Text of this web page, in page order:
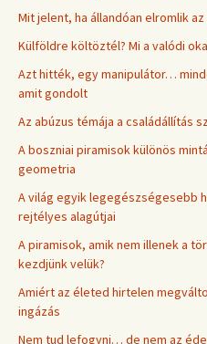
Mit jelent, ha állandóan elromlik az
Külföldre költöztél? Mi a valódi
Azt hitték, egy manipulátor…
amit gondolt
Az abúzus témája a családállítás
A boszniai piramisok különös
geometria
A világ egyik legegészségesebb
rejtélyes alagútjai
A piramisok, amik nem illenek a
kezdjünk velük?
Amiért az életed hirtelen
ingázás
Nem tud lefogyni… de nem az